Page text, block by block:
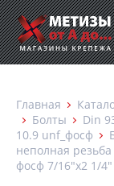
Главная
Болты
Din
10.9 unf_фосф
неполная
фосф 7/16"х2 1/4"